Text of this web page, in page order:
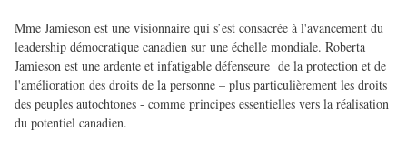
Mme Jamieson est une visionnaire qui s’est consacrée à l'avancement du
leadership démocratique canadien sur une échelle mondiale. Roberta
Jamieson est une ardente et infatigable défenseure de la protection et de
l'amélioration des droits de la personne – plus particulièrement les droits
des peuples autochtones - comme principes essentielles vers la réalisation
du potentiel canadien.